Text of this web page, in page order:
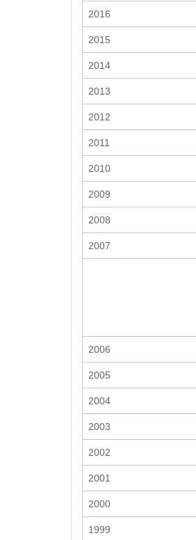
2016
2015
2014
2013
2012
2011
2010
2009
2008
2007
2006
2005
2004
2003
2002
2001
2000
1999